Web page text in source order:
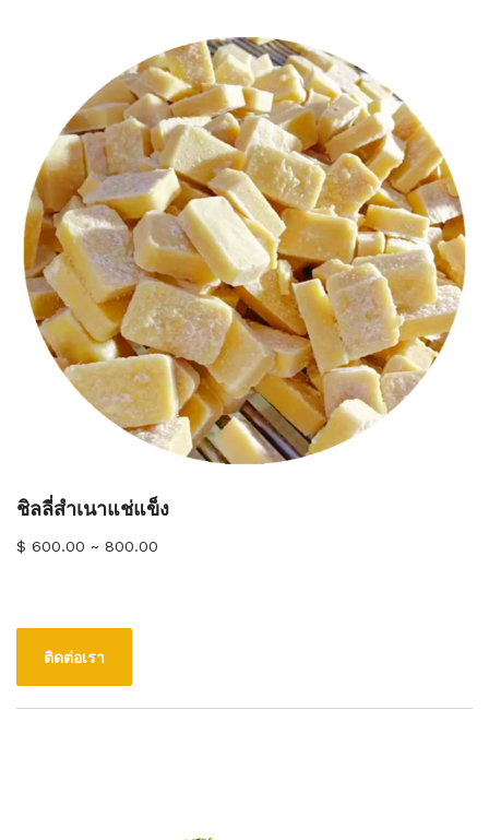
ชิลลี่สำเนาแช่แข็ง
$ 600.00 ~ 800.00
ติดต่อเรา